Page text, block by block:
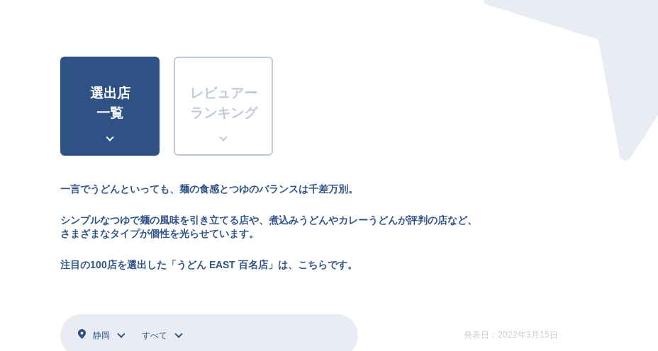
選出店
一覧
レビュアー
ランキング
一言でうどんといっても、麺の食感とつゆのバランスは千差万別。
シンプルなつゆで麺の風味を引き立てる店や、煮込みうどんやカレーうどんが評判の店など、
さまざまなタイプが個性を光らせています。
注目の100店を選出した「うどん EAST 百名店」は、こちらです。
静岡 すべて 発表日：2022年3月15日